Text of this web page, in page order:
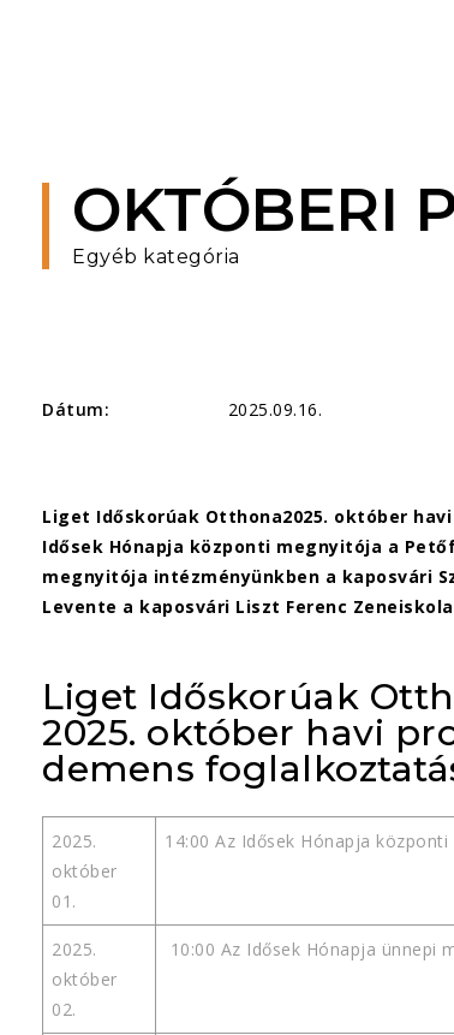
OKTÓBERI
Egyéb kategória
Dátum: 2025.09.16.
Liget Időskorúak Otthona2025. október
Idősek Hónapja központi megnyitója a
megnyitója intézményünkben a kaposvári
Levente a kaposvári Liszt Ferenc
Liget Időskorúak
2025. október havi
demens
2025.
október
01.
14:00 Az Idősek Hónapja
2025.
október
02.
10:00 Az Idősek Hónapja ünnepi